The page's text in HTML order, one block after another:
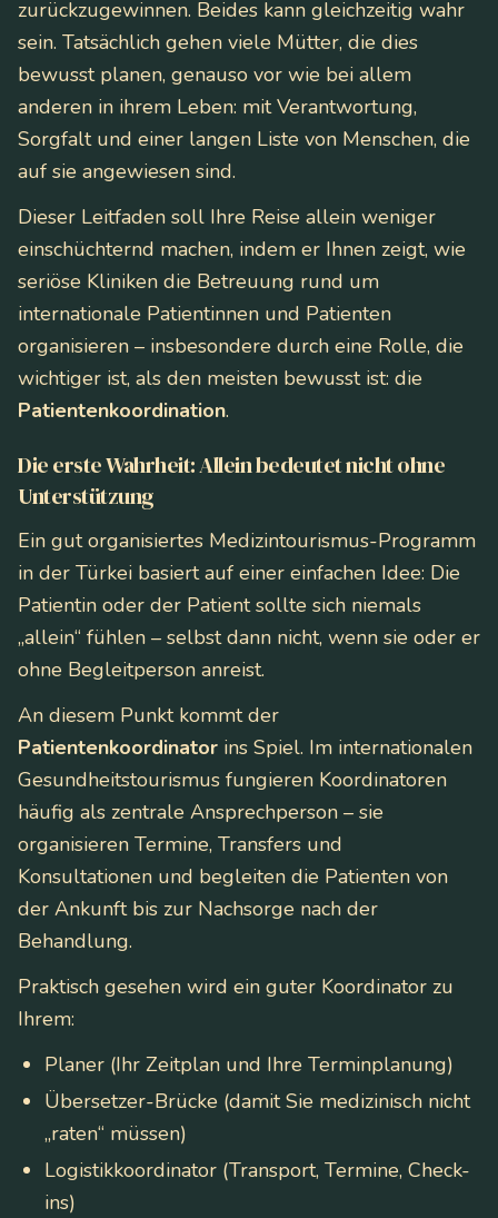
zurückzugewinnen. Beides kann gleichzeitig wahr
sein. Tatsächlich gehen viele Mütter, die dies
bewusst planen, genauso vor wie bei allem
anderen in ihrem Leben: mit Verantwortung,
Sorgfalt und einer langen Liste von Menschen, die
auf sie angewiesen sind.
Dieser Leitfaden soll Ihre Reise allein weniger
einschüchternd machen, indem er Ihnen zeigt, wie
seriöse Kliniken die Betreuung rund um
internationale Patientinnen und Patienten
organisieren – insbesondere durch eine Rolle, die
wichtiger ist, als den meisten bewusst ist: die
Patientenkoordination.
Die erste Wahrheit: Allein bedeutet nicht ohne
Unterstützung
Ein gut organisiertes Medizintourismus-Programm
in der Türkei basiert auf einer einfachen Idee: Die
Patientin oder der Patient sollte sich niemals
„allein“ fühlen – selbst dann nicht, wenn sie oder er
ohne Begleitperson anreist.
An diesem Punkt kommt der
Patientenkoordinator ins Spiel. Im internationalen
Gesundheitstourismus fungieren Koordinatoren
häufig als zentrale Ansprechperson – sie
organisieren Termine, Transfers und
Konsultationen und begleiten die Patienten von
der Ankunft bis zur Nachsorge nach der
Behandlung.
Praktisch gesehen wird ein guter Koordinator zu
Ihrem:
Planer (Ihr Zeitplan und Ihre Terminplanung)
Übersetzer-Brücke (damit Sie medizinisch nicht
„raten“ müssen)
Logistikkoordinator (Transport, Termine, Check-
ins)